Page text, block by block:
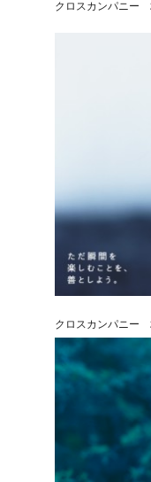
クロスカンパニー
クロスカンパニー